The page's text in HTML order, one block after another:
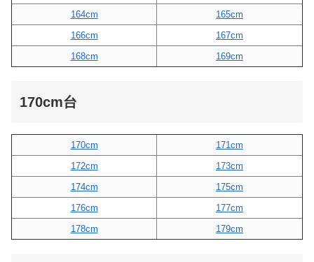
164cm
165cm
166cm
167cm
168cm
169cm
170cm台
170cm
171cm
172cm
173cm
174cm
175cm
176cm
177cm
178cm
179cm